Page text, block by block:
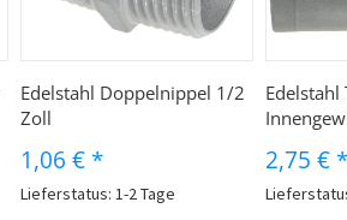
Edelstahl Doppelnippel 1/2
Zoll
1,06 € *
Lieferstatus: 1-2 Tage
Edelstahl
2,75 € *